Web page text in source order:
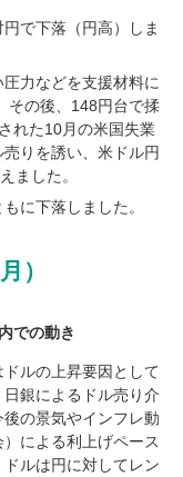
で下落（円高）しま
力などを支援材料に
その後、148円台で揉
れた10月の米国失業
りを誘い、米ドル円
ました。
に下落しました。
）
での動き
ルの上昇要因として
銀によるドル売り介
の景気やインフレ動
による利上げペース
ルは円に対してレン